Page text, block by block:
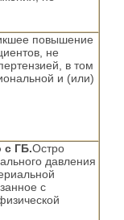
повышение
не
в том
и (или)
с ГБ.Остро
давления
с